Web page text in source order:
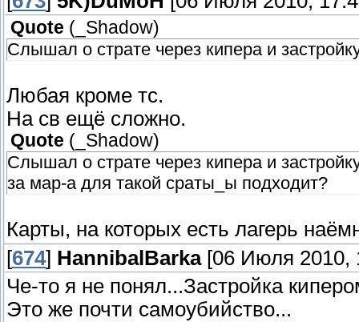
Quote ( _Shadow)
Слышал о страте через кипера и
Любая кроме тс.
На св ещё сложно.
Quote ( _Shadow)
Слышал о страте через кипера и
за мар-а для такой сраты_ы подходит?
Карты, на которых есть лагерь
[674] HannibalBarka[06 Июля 2010,
Че-то я не понял...Застройка
Это же почти самоубийство...